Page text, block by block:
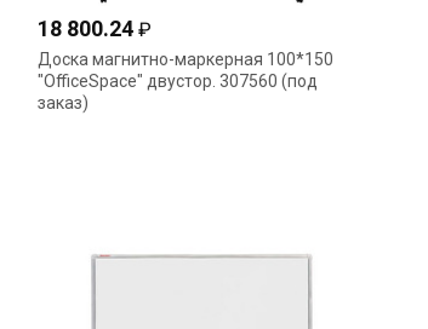
18 800.24 ₽
Доска магнитно-маркерная 100*150
"OfficeSpace" двустор. 307560 (под
заказ)